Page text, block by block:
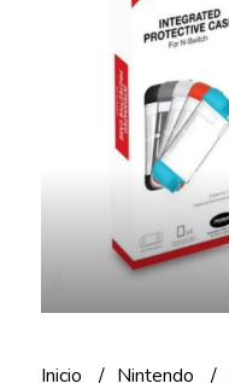
Inicio Nintendo